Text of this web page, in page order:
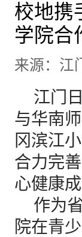
校地携
学院合
来源：
江门日
与华南
冈滨江
合力完
心健康
作为省
院在青